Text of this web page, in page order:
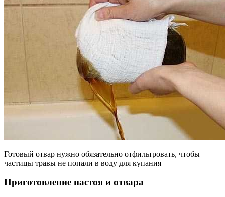
Готовый отвар нужно обязательно отфильтровать, чтобы
частицы травы не попали в воду для купания
Приготовление настоя и отвара